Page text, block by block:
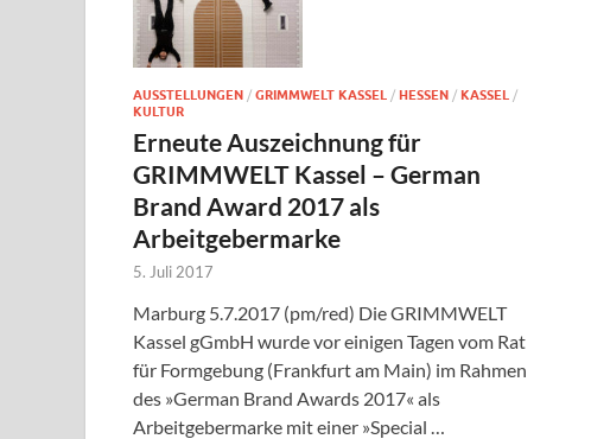
AUSSTELLUNGEN / GRIMMWELT KASSEL / HESSEN / KASSEL /
KULTUR
Erneute Auszeichnung für
GRIMMWELT Kassel – German
Brand Award 2017 als
Arbeitgebermarke
5. Juli 2017
Marburg 5.7.2017 (pm/red) Die GRIMMWELT
Kassel gGmbH wurde vor einigen Tagen vom Rat
für Formgebung (Frankfurt am Main) im Rahmen
des »German Brand Awards 2017« als
Arbeitgebermarke mit einer »Special …